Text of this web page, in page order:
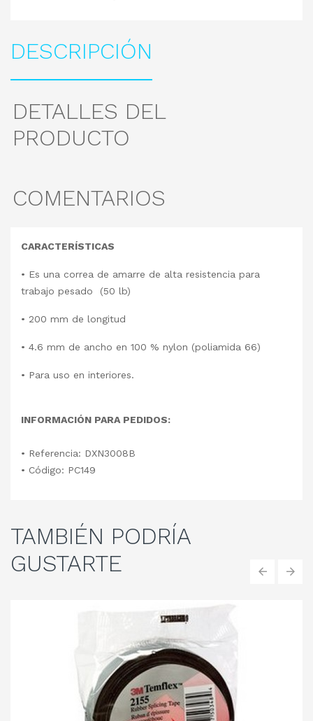
DESCRIPCIÓN
DETALLES DEL
PRODUCTO
COMENTARIOS
CARACTERÍSTICAS
• Es una correa de amarre de alta resistencia para
trabajo pesado (50 lb)
• 200 mm de longitud
• 4.6 mm de ancho en 100 % nylon (poliamida 66)
• Para uso en interiores.
INFORMACIÓN PARA PEDIDOS:
• Referencia: DXN3008B
• Código: PC149
TAMBIÉN PODRÍA
GUSTARTE